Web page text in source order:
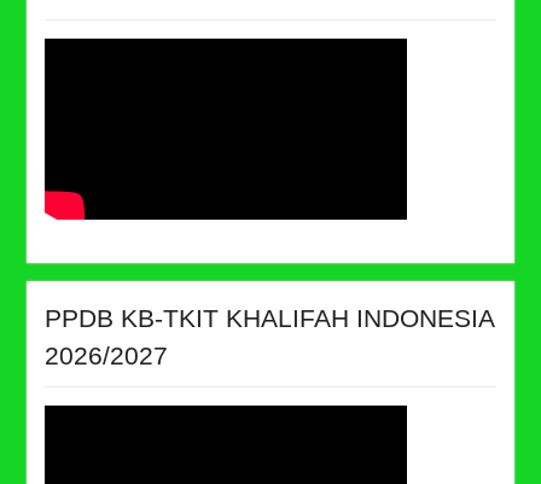
PPDB KB-TKIT KHALIFAH INDONESIA
2026/2027